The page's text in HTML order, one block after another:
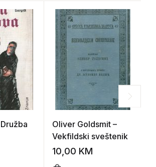
Oliver Goldsmit –
Vekfildski sveštenik
10,00 KM